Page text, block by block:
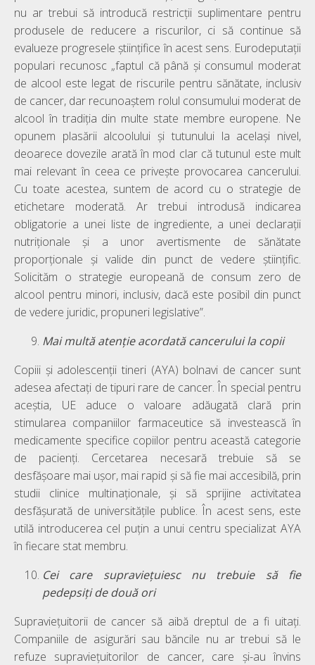
nu ar trebui să introducă restricții suplimentare pentru
produsele de reducere a riscurilor, ci să continue să
evalueze progresele științifice în acest sens. Eurodeputații
populari recunosc „faptul că până și consumul moderat
de alcool este legat de riscurile pentru sănătate, inclusiv
de cancer, dar recunoaștem rolul consumului moderat de
alcool în tradiția din multe state membre europene. Ne
opunem plasării alcoolului și tutunului la același nivel,
deoarece dovezile arată în mod clar că tutunul este mult
mai relevant în ceea ce privește provocarea cancerului.
Cu toate acestea, suntem de acord cu o strategie de
etichetare moderată. Ar trebui introdusă indicarea
obligatorie a unei liste de ingrediente, a unei declarații
nutriționale și a unor avertismente de sănătate
proporționale și valide din punct de vedere științific.
Solicităm o strategie europeană de consum zero de
alcool pentru minori, inclusiv, dacă este posibil din punct
de vedere juridic, propuneri legislative”.
Mai multă atenție acordată cancerului la copii
Copiii și adolescenții tineri (AYA) bolnavi de cancer sunt
adesea afectați de tipuri rare de cancer. În special pentru
aceștia, UE aduce o valoare adăugată clară prin
stimularea companiilor farmaceutice să investească în
medicamente specifice copiilor pentru această categorie
de pacienți. Cercetarea necesară trebuie să se
desfășoare mai ușor, mai rapid și să fie mai accesibilă, prin
studii clinice multinaționale, și să sprijine activitatea
desfășurată de universitățile publice. În acest sens, este
utilă introducerea cel puțin a unui centru specializat AYA
în fiecare stat membru.
Cei care supraviețuiesc nu trebuie să fie
pedepsiți de două ori
Supraviețuitorii de cancer să aibă dreptul de a fi uitați.
Companiile de asigurări sau băncile nu ar trebui să le
refuze supraviețuitorilor de cancer, care și-au învins